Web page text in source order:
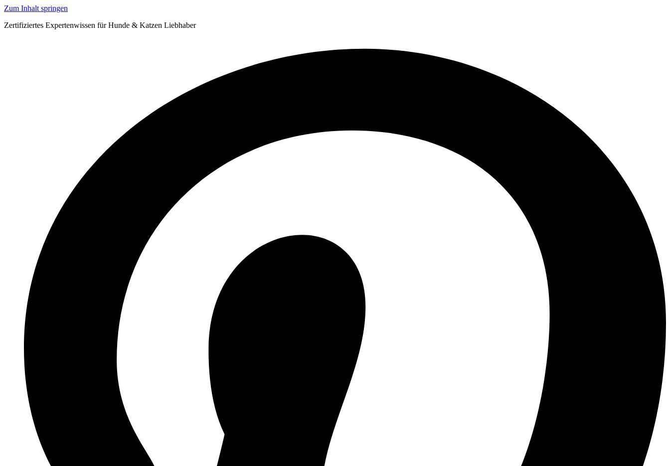
Zum Inhalt springen
Zertifiziertes Expertenwissen für Hunde & Katzen Liebhaber